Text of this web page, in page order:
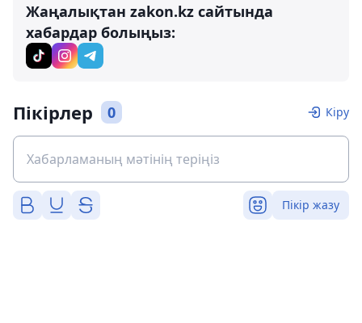
Жаңалықтан zakon.kz сайтында
хабардар болыңыз:
Пікірлер 0 Кіру
Пікір жазу